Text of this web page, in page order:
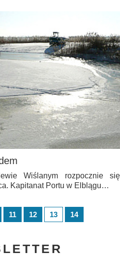
Wiślanym rozpocznie się
Kapitanat Portu w Elblągu…
11 12 13
14